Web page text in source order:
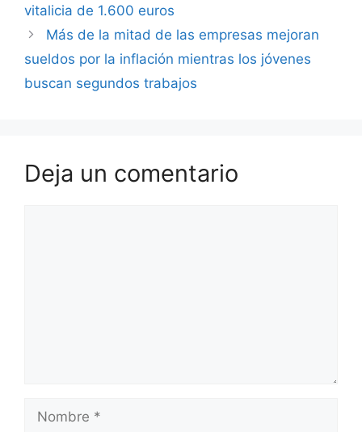
vitalicia de 1.600 euros
Más de la mitad de las empresas mejoran
sueldos por la inflación mientras los jóvenes
buscan segundos trabajos
Deja un comentario